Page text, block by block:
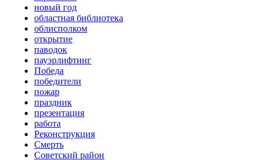
новый год
областная библиотека
облисполком
открытие
паводок
пауэрлифтинг
Победа
победители
пожар
праздник
презентация
работа
Реконструкция
Смерть
Советский район